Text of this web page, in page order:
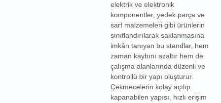
elektrik ve elektronik
komponentler, yedek parça ve
sarf malzemeleri gibi ürünlerin
sınıflandırılarak saklanmasına
imkân tanıyan bu standlar, hem
zaman kaybını azaltır hem de
çalışma alanlarında düzenli ve
kontrollü bir yapı oluşturur.
Çekmecelerin kolay açılıp
kapanabilen yapısı, hızlı erişim